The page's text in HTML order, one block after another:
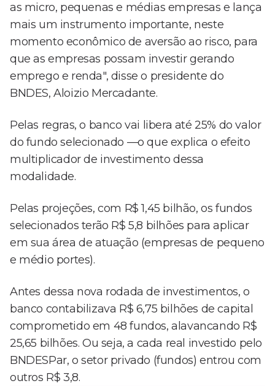
as micro, pequenas e médias empresas e lança
mais um instrumento importante, neste
momento econômico de aversão ao risco, para
que as empresas possam investir gerando
emprego e renda", disse o presidente do
BNDES, Aloizio Mercadante.
Pelas regras, o banco vai libera até 25% do valor
do fundo selecionado —o que explica o efeito
multiplicador de investimento dessa
modalidade.
Pelas projeções, com R$ 1,45 bilhão, os fundos
selecionados terão R$ 5,8 bilhões para aplicar
em sua área de atuação (empresas de pequeno
e médio portes).
Antes dessa nova rodada de investimentos, o
banco contabilizava R$ 6,75 bilhões de capital
comprometido em 48 fundos, alavancando R$
25,65 bilhões. Ou seja, a cada real investido pelo
BNDESPar, o setor privado (fundos) entrou com
outros R$ 3,8.